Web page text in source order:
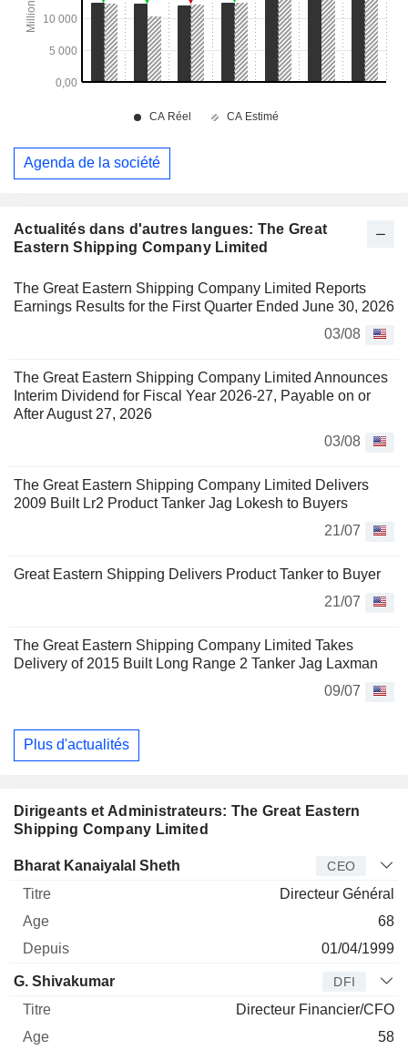
Actualités dans d'autres langues: The Great
Eastern Shipping Company Limited
The Great Eastern Shipping Company Limited Reports
Earnings Results for the First Quarter Ended June 30, 2026
03/08
The Great Eastern Shipping Company Limited Announces
Interim Dividend for Fiscal Year 2026-27, Payable on or
After August 27, 2026
03/08
The Great Eastern Shipping Company Limited Delivers
2009 Built Lr2 Product Tanker Jag Lokesh to Buyers
21/07
Great Eastern Shipping Delivers Product Tanker to Buyer
21/07
The Great Eastern Shipping Company Limited Takes
Delivery of 2015 Built Long Range 2 Tanker Jag Laxman
09/07
Plus d'actualités
Dirigeants et Administrateurs: The Great Eastern
Shipping Company Limited
Dirigeant Titre Age Depuis
Bharat Kanaiyalal Sheth CEO
Directeur Général
68
01/04/1999
G. Shivakumar DFI
Directeur Financier/CFO
58
Agenda de la société